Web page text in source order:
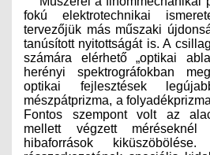
fokú elektrotechnikai
tervezőjük más műszaki
tanúsított nyitottságát is. A
számára elérhető „optikai
herényi spektrográfokban
optikai fejlesztések
mészpátprizma, a
Fontos szempont volt az
mellett végzett méréseknél
hibaforrások